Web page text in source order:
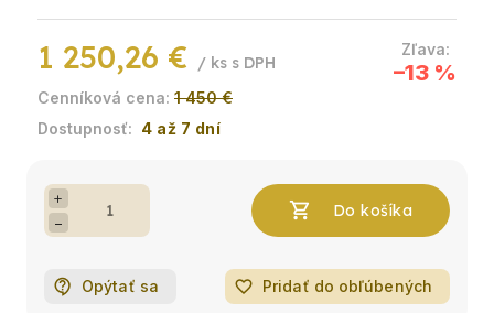
1 450 €
–13 %
1 250,26 € / ks
4 až 7 dní
+
−
Opýtať sa favorite_border Pridať do obľúbených